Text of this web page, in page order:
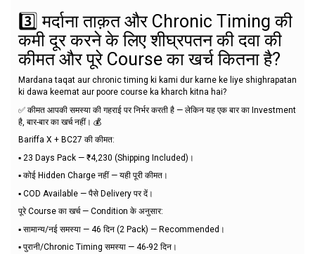
3️⃣ मर्दाना ताक़त और Chronic Timing की
कमी दूर करने के लिए शीघ्रपतन की दवा की
कीमत और पूरे Course का खर्च कितना है?
Mardana taqat aur chronic timing ki kami dur karne ke liye shighrapatan
ki dawa keemat aur poore course ka kharch kitna hai?
✅ कीमत आपकी समस्या की गहराई पर निर्भर करती है — लेकिन यह एक बार का Investment
है, बार-बार का खर्च नहीं। 💰
Bariffa X + BC27 की कीमत:
▪️ 23 Days Pack — ₹4,230 (Shipping Included)।
▪️ कोई Hidden Charge नहीं — यही पूरी कीमत।
▪️ COD Available — पैसे Delivery पर दें।
पूरे Course का खर्च — Condition के अनुसार:
▪️ सामान्य/नई समस्या — 46 दिन (2 Pack) — Recommended।
▪️ पुरानी/Chronic Timing समस्या — 46-92 दिन।